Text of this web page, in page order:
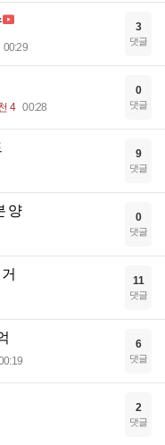
00:29
3
댓글
4 00:28
0
댓글
9
댓글
양 0
댓글
11
댓글
6
댓글
2
댓글